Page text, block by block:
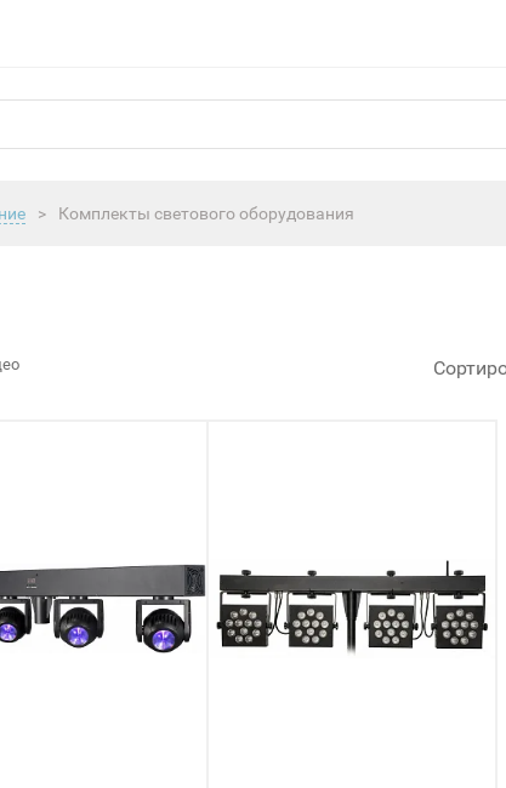
> Комплекты светового оборудования